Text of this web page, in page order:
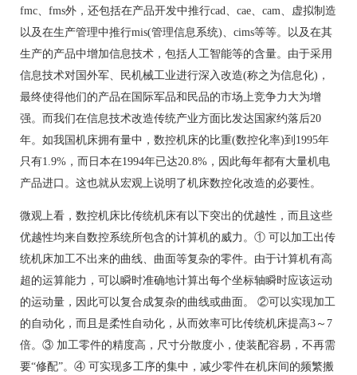
fmc、fms外，还包括在产品开发中推行cad、cae、cam、虚拟制造
以及在生产管理中推行mis(管理信息系统)、cims等等。以及在其
生产的产品中增加信息技术，包括人工智能等的含量。由于采用
信息技术对国外军、民机械工业进行深入改造(称之为信息化)，
最终使得他们的产品在国际军品和民品的市场上竞争力大为增
强。而我们在信息技术改造传统产业方面比发达国家约落后20
年。如我国机床拥有量中，数控机床的比重(数控化率)到1995年
只有1.9%，而日本在1994年已达20.8%，因此每年都有大量机电
产品进口。这也就从宏观上说明了机床数控化改造的必要性。
微观上看，数控机床比传统机床有以下突出的优越性，而且这些
优越性均来自数控系统所包含的计算机的威力。① 可以加工出传
统机床加工不出来的曲线、曲面等复杂的零件。由于计算机有高
超的运算能力，可以瞬时准确地计算出每个坐标轴瞬时应该运动
的运动量，因此可以复合成复杂的曲线或曲面。 ②可以实现加工
的自动化，而且是柔性自动化，从而效率可比传统机床提高3～7
倍。③ 加工零件的精度高，尺寸分散度小，使装配容易，不再需
要“修配”。④ 可实现多工序的集中，减少零件在机床间的频繁搬